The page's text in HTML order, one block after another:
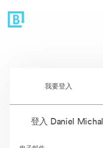
我要登入
登入 Daniel